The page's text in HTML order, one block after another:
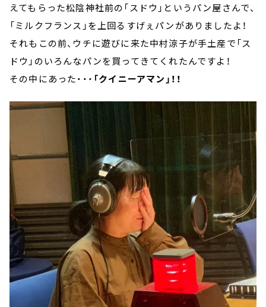
えてもらった松陰神社前の「スドウ」というパン屋さんで、
「ミルクフランス」を上回るすげぇパンがありましたよ！
それもこの前、ウチに遊びに来た中村涼子が手土産で「ス
ドウ」のいろんなパンを買ってきてくれたんですよ！
その中にあった・・・ 「クイニーアマン」！！